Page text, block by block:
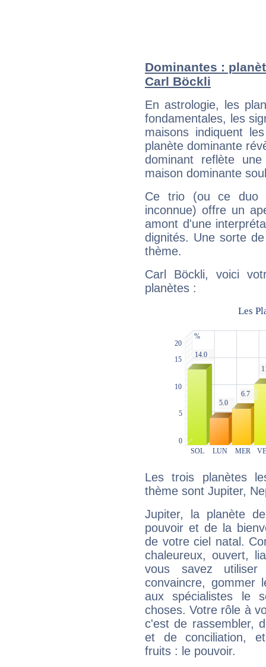
Dominantes :
Carl Böckli
En astrologie, les
fondamentales, les
maisons indiquent
planète dominante
dominant reflète
maison dominante
Ce trio (ou ce duo
inconnue) offre un
amont d'une
dignités. Une sorte
thème.
Carl Böckli, voici
planètes :
Les trois planètes
thème sont Jupiter,
Jupiter, la planète
pouvoir et de la
de votre ciel natal.
chaleureux, ouvert,
vous savez
convaincre, gommer
aux spécialistes le
choses. Votre rôle à
c'est de rassembler,
et de conciliation,
fruits : le pouvoir.